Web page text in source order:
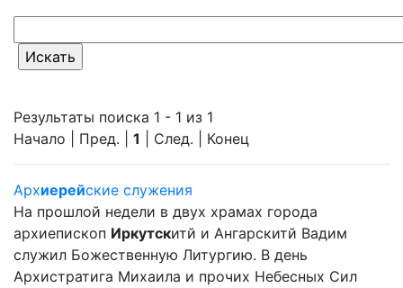
Результаты поиска 1 - 1 из 1
Начало | Пред. | 1 | След. | Конец
Архиерейские служения
На прошлой недели в двух храмах города
архиепископ Иркутскитй и Ангарскитй Вадим
служил Божественную Литургию. В день
Архистратига Михаила и прочих Небесных Сил